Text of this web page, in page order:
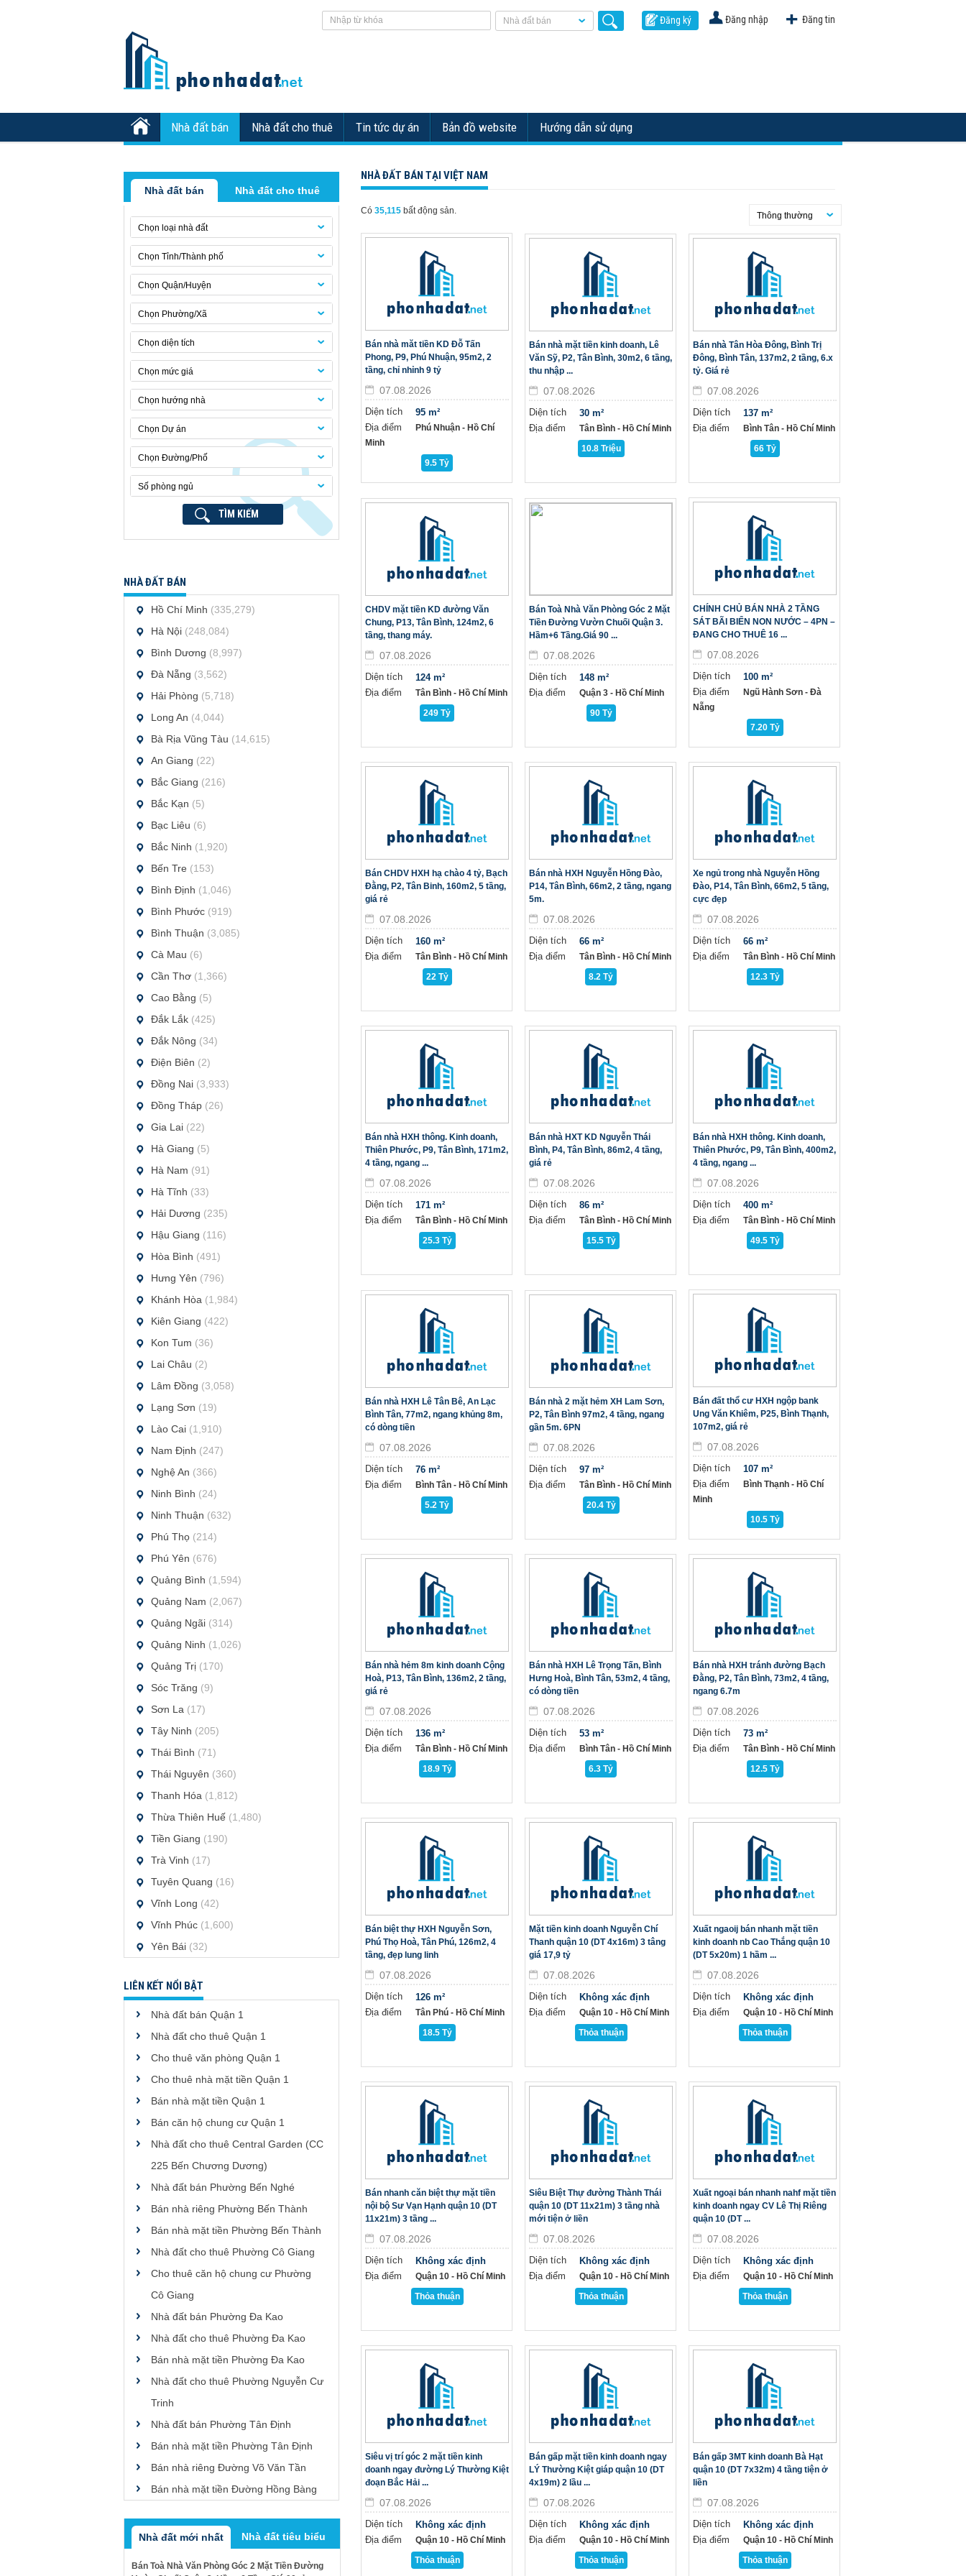
Đăng tin
Đăng nhập
Đăng ký
Nhà đất bán
Nhà đất bán Nhà đất cho thuê Tin tức dự án Bản đồ website Hướng dẫn sử dụng
Nhà đất bán Nhà đất cho thuê
Chọn loại nhà đất
Chọn Tỉnh/Thành phố
Chọn Quận/Huyện
Chọn Phường/Xã
Chọn diện tích
Chọn mức giá
Chọn hướng nhà
Chọn Dự án
Chọn Đường/Phố
Số phòng ngủ
TÌM KIẾM
NHÀ ĐẤT BÁN
Hồ Chí Minh (335,279)
Hà Nội (248,084)
Bình Dương (8,997)
Đà Nẵng (3,562)
Hải Phòng (5,718)
Long An (4,044)
Bà Rịa Vũng Tàu (14,615)
An Giang (22)
Bắc Giang (216)
Bắc Kạn (5)
Bạc Liêu (6)
Bắc Ninh (1,920)
Bến Tre (153)
Bình Định (1,046)
Bình Phước (919)
Bình Thuận (3,085)
Cà Mau (6)
Cần Thơ (1,366)
Cao Bằng (5)
Đắk Lắk (425)
Đắk Nông (34)
Điện Biên (2)
Đồng Nai (3,933)
Đồng Tháp (26)
Gia Lai (22)
Hà Giang (5)
Hà Nam (91)
Hà Tĩnh (33)
Hải Dương (235)
Hậu Giang (116)
Hòa Bình (491)
Hưng Yên (796)
Khánh Hòa (1,984)
Kiên Giang (422)
Kon Tum (36)
Lai Châu (2)
Lâm Đồng (3,058)
Lạng Sơn (19)
Lào Cai (1,910)
Nam Định (247)
Nghệ An (366)
Ninh Bình (24)
Ninh Thuận (632)
Phú Thọ (214)
Phú Yên (676)
Quảng Bình (1,594)
Quảng Nam (2,067)
Quảng Ngãi (314)
Quảng Ninh (1,026)
Quảng Trị (170)
Sóc Trăng (9)
Sơn La (17)
Tây Ninh (205)
Thái Bình (71)
Thái Nguyên (360)
Thanh Hóa (1,812)
Thừa Thiên Huế (1,480)
Tiền Giang (190)
Trà Vinh (17)
Tuyên Quang (16)
Vĩnh Long (42)
Vĩnh Phúc (1,600)
Yên Bái (32)
LIÊN KẾT NỔI BẬT
Nhà đất bán Quận 1
Nhà đất cho thuê Quận 1
Cho thuê văn phòng Quận 1
Cho thuê nhà mặt tiền Quận 1
Bán nhà mặt tiền Quận 1
Bán căn hộ chung cư Quận 1
Nhà đất cho thuê Central Garden (CC
225 Bến Chương Dương)
Nhà đất bán Phường Bến Nghé
Bán nhà riêng Phường Bến Thành
Bán nhà mặt tiền Phường Bến Thành
Nhà đất cho thuê Phường Cô Giang
Cho thuê căn hộ chung cư Phường
Cô Giang
Nhà đất bán Phường Đa Kao
Nhà đất cho thuê Phường Đa Kao
Bán nhà mặt tiền Phường Đa Kao
Nhà đất cho thuê Phường Nguyễn Cư
Trinh
Nhà đất bán Phường Tân Định
Bán nhà mặt tiền Phường Tân Định
Bán nhà riêng Đường Võ Văn Tần
Bán nhà mặt tiền Đường Hồng Bàng
Nhà đất mới nhất Nhà đất tiêu biểu
Bán Toà Nhà Văn Phòng Góc 2 Mặt Tiền Đường
NHÀ ĐẤT BÁN TẠI VIỆT NAM
Có 35,115 bất động sản. Thông thường
Bán nhà măt tiền KD Đỗ Tấn
Phong, P9, Phú Nhuận, 95m2, 2
tầng, chỉ nhỉnh 9 tỷ
07.08.2026
Diện tích
Địa điểm
95 m²
Phú Nhuận - Hồ Chí
Minh
9.5 Tỷ
Bán nhà mặt tiền kinh doanh, Lê
Văn Sỹ, P2, Tân Bình, 30m2, 6 tầng,
thu nhập ...
07.08.2026
Diện tích
Địa điểm
30 m²
Tân Bình - Hồ Chí Minh
10.8 Triệu
Bán nhà Tân Hòa Đông, Bình Trị
Đông, Bình Tân, 137m2, 2 tầng, 6.x
tỷ. Giá rẻ
07.08.2026
Diện tích
Địa điểm
137 m²
Bình Tân - Hồ Chí Minh
66 Tỷ
CHDV mặt tiền KD đường Văn
Chung, P13, Tân Bình, 124m2, 6
tầng, thang máy.
07.08.2026
Diện tích
Địa điểm
124 m²
Tân Bình - Hồ Chí Minh
249 Tỷ
Bán Toà Nhà Văn Phòng Góc 2 Mặt
Tiền Đường Vườn Chuối Quận 3.
Hầm+6 Tầng.Giá 90 ...
07.08.2026
Diện tích
Địa điểm
148 m²
Quận 3 - Hồ Chí Minh
90 Tỷ
CHÍNH CHỦ BÁN NHÀ 2 TẦNG
SÁT BÃI BIỂN NON NƯỚC – 4PN –
ĐANG CHO THUÊ 16 ...
07.08.2026
Diện tích
Địa điểm
100 m²
Ngũ Hành Sơn - Đà
Nẵng
7.20 Tỷ
Bán CHDV HXH hạ chào 4 tỷ, Bạch
Đằng, P2, Tân Binh, 160m2, 5 tầng,
giá rẻ
07.08.2026
Diện tích
Địa điểm
160 m²
Tân Bình - Hồ Chí Minh
22 Tỷ
Bán nhà HXH Nguyễn Hồng Đào,
P14, Tân Bình, 66m2, 2 tầng, ngang
5m.
07.08.2026
Diện tích
Địa điểm
66 m²
Tân Bình - Hồ Chí Minh
8.2 Tỷ
Xe ngủ trong nhà Nguyễn Hồng
Đào, P14, Tân Bình, 66m2, 5 tầng,
cực đẹp
07.08.2026
Diện tích
Địa điểm
66 m²
Tân Bình - Hồ Chí Minh
12.3 Tỷ
Bán nhà HXH thông. Kinh doanh,
Thiên Phước, P9, Tân Bình, 171m2,
4 tầng, ngang ...
07.08.2026
Diện tích
Địa điểm
171 m²
Tân Bình - Hồ Chí Minh
25.3 Tỷ
Bán nhà HXT KD Nguyễn Thái
Bình, P4, Tân Bình, 86m2, 4 tầng,
giá rẻ
07.08.2026
Diện tích
Địa điểm
86 m²
Tân Bình - Hồ Chí Minh
15.5 Tỷ
Bán nhà HXH thông. Kinh doanh,
Thiên Phước, P9, Tân Bình, 400m2,
4 tầng, ngang ...
07.08.2026
Diện tích
Địa điểm
400 m²
Tân Bình - Hồ Chí Minh
49.5 Tỷ
Bán nhà HXH Lê Tân Bê, An Lạc
Bình Tân, 77m2, ngang khủng 8m,
có dòng tiền
07.08.2026
Diện tích
Địa điểm
76 m²
Bình Tân - Hồ Chí Minh
5.2 Tỷ
Bán nhà 2 mặt hẻm XH Lam Sơn,
P2, Tân Bình 97m2, 4 tầng, ngang
gần 5m. 6PN
07.08.2026
Diện tích
Địa điểm
97 m²
Tân Bình - Hồ Chí Minh
20.4 Tỷ
Bán đất thổ cư HXH ngộp bank
Ung Văn Khiêm, P25, Bình Thạnh,
107m2, giá rẻ
07.08.2026
Diện tích
Địa điểm
107 m²
Bình Thạnh - Hồ Chí
Minh
10.5 Tỷ
Bán nhà hẻm 8m kinh doanh Cộng
Hoà, P13, Tân Bình, 136m2, 2 tầng,
giá rẻ
07.08.2026
Diện tích
Địa điểm
136 m²
Tân Bình - Hồ Chí Minh
18.9 Tỷ
Bán nhà HXH Lê Trọng Tấn, Bình
Hưng Hoà, Bình Tân, 53m2, 4 tầng,
có dòng tiền
07.08.2026
Diện tích
Địa điểm
53 m²
Bình Tân - Hồ Chí Minh
6.3 Tỷ
Bán nhà HXH tránh đường Bạch
Đằng, P2, Tân Bình, 73m2, 4 tầng,
ngang 6.7m
07.08.2026
Diện tích
Địa điểm
73 m²
Tân Bình - Hồ Chí Minh
12.5 Tỷ
Bán biệt thự HXH Nguyễn Sơn,
Phú Thọ Hoà, Tân Phú, 126m2, 4
tầng, đẹp lung linh
07.08.2026
Diện tích
Địa điểm
126 m²
Tân Phú - Hồ Chí Minh
18.5 Tỷ
Mặt tiền kinh doanh Nguyễn Chí
Thanh quận 10 (DT 4x16m) 3 tâng
giá 17,9 tỷ
07.08.2026
Diện tích
Địa điểm
Không xác định
Quận 10 - Hồ Chí Minh
Thỏa thuận
Xuất ngaoij bán nhanh mặt tiền
kinh doanh nb Cao Thắng quận 10
(DT 5x20m) 1 hầm ...
07.08.2026
Diện tích
Địa điểm
Không xác định
Quận 10 - Hồ Chí Minh
Thỏa thuận
Bán nhanh căn biệt thự mặt tiền
nội bộ Sư Vạn Hạnh quận 10 (DT
11x21m) 3 tầng ...
07.08.2026
Diện tích
Địa điểm
Không xác định
Quận 10 - Hồ Chí Minh
Thỏa thuận
Siêu Biệt Thự đường Thành Thái
quận 10 (DT 11x21m) 3 tầng nhà
mới tiện ở liền
07.08.2026
Diện tích
Địa điểm
Không xác định
Quận 10 - Hồ Chí Minh
Thỏa thuận
Xuất ngoại bán nhanh nahf mặt tiền
kinh doanh ngay CV Lê Thị Riêng
quận 10 (DT ...
07.08.2026
Diện tích
Địa điểm
Không xác định
Quận 10 - Hồ Chí Minh
Thỏa thuận
Siêu vị trí góc 2 mặt tiền kinh
doanh ngay đường Lý Thường Kiệt
đoạn Bắc Hải ...
07.08.2026
Diện tích
Địa điểm
Không xác định
Quận 10 - Hồ Chí Minh
Thỏa thuận
Bán gấp mặt tiền kinh doanh ngay
LÝ Thường Kiệt giáp quận 10 (DT
4x19m) 2 lầu ...
07.08.2026
Diện tích
Địa điểm
Không xác định
Quận 10 - Hồ Chí Minh
Thỏa thuận
Bán gấp 3MT kinh doanh Bà Hạt
quận 10 (DT 7x32m) 4 tầng tiện ở
liền
07.08.2026
Diện tích
Địa điểm
Không xác định
Quận 10 - Hồ Chí Minh
Thỏa thuận